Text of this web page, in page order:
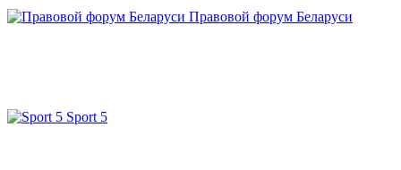
Правовой форум Беларуси
Sport 5